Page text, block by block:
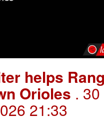
helps
Orioles .
21:33